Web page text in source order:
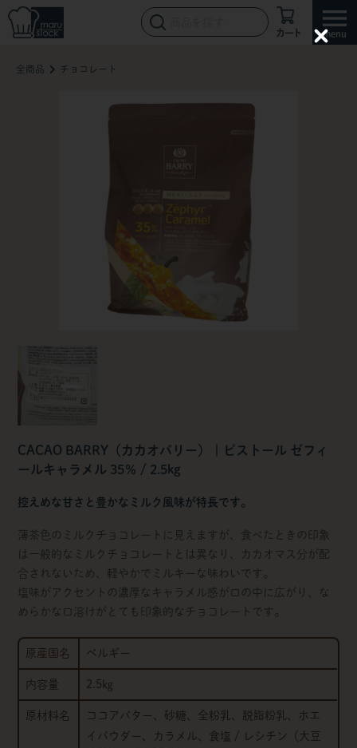
カート
全商品 チョコレート
CACAO BARRY（カカオバリー） | ピストール ゼフィ
ールキャラメル 35％ / 2.5kg
控えめな甘さと豊かなミルク風味が特長です。
薄茶色のミルクチョコレートに見えますが、食べたときの印象
は一般的なミルクチョコレートとは異なり、カカオマス分が配
合されないため、軽やかでミルキーな味わいです。
塩味がアクセントの濃厚なキャラメル感が口の中に広がり、な
めらかな口溶けがとても印象的なチョコレートです。
原産国名 ベルギー
内容量 2.5㎏
原材料名
ココアバター、砂糖、全粉乳、脱脂粉乳、ホエ
イパウダー、カラメル、食塩 / レシチン（大豆
C